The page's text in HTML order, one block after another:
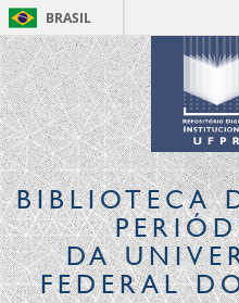
BRASIL
BIBLIOTECA
DA
FEDERAL